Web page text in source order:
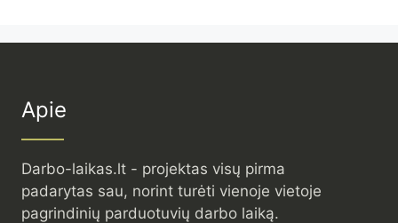
Apie
Darbo-laikas.lt - projektas visų pirma
padarytas sau, norint turėti vienoje vietoje
pagrindinių parduotuvių darbo laiką.